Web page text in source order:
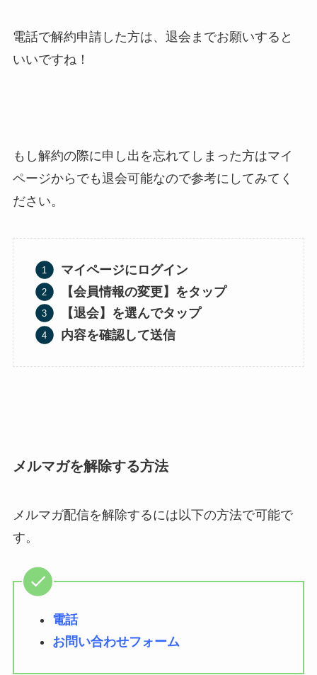
電話で解約申請した方は、退会までお願いすると
いいですね！
もし解約の際に申し出を忘れてしまった方はマイ
ページからでも退会可能なので参考にしてみてく
ださい。
マイページにログイン
【会員情報の変更】をタップ
【退会】を選んでタップ
内容を確認して送信
メルマガを解除する方法
メルマガ配信を解除するには以下の方法で可能で
す。
電話
お問い合わせフォーム